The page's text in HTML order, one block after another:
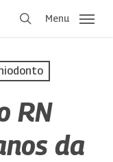
Menu
RN
da